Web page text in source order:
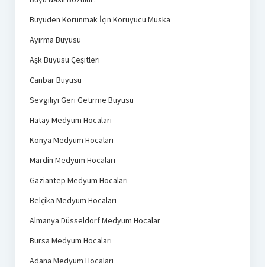
Büyüden Korunmak İçin Koruyucu Muska
Ayırma Büyüsü
Aşk Büyüsü Çeşitleri
Canbar Büyüsü
Sevgiliyi Geri Getirme Büyüsü
Hatay Medyum Hocaları
Konya Medyum Hocaları
Mardin Medyum Hocaları
Gaziantep Medyum Hocaları
Belçika Medyum Hocaları
Almanya Düsseldorf Medyum Hocalar
Bursa Medyum Hocaları
Adana Medyum Hocaları